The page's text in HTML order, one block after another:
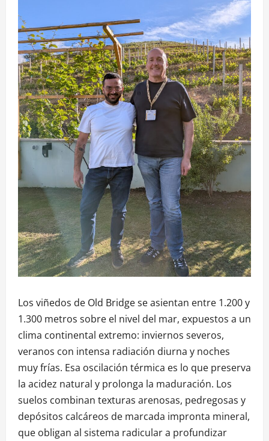
Los viñedos de Old Bridge se asientan entre 1.200 y
1.300 metros sobre el nivel del mar, expuestos a un
clima continental extremo: inviernos severos,
veranos con intensa radiación diurna y noches
muy frías. Esa oscilación térmica es lo que preserva
la acidez natural y prolonga la maduración. Los
suelos combinan texturas arenosas, pedregosas y
depósitos calcáreos de marcada impronta mineral,
que obligan al sistema radicular a profundizar